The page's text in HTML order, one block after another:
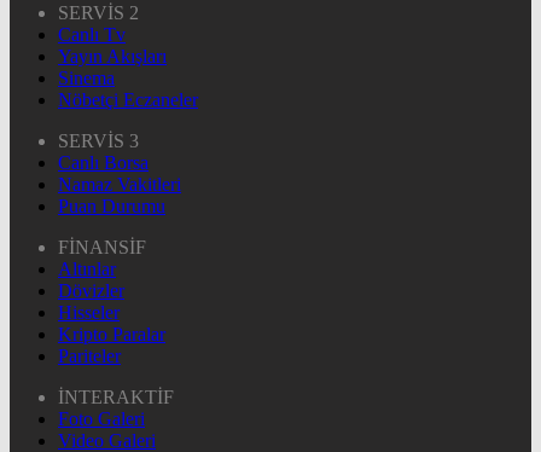
SERVİS 2
Canlı Tv
Yayın Akışları
Sinema
Nöbetçi Eczaneler
SERVİS 3
Canlı Borsa
Namaz Vakitleri
Puan Durumu
FİNANSİF
Altınlar
Dövizler
Hisseler
Kripto Paralar
Pariteler
İNTERAKTİF
Foto Galeri
Video Galeri